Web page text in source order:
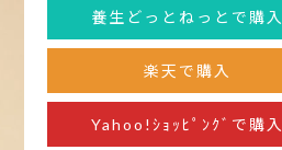
養生どっとねっとで購入
楽天で購入
Yahoo!ｼｮｯﾋﾟﾝｸﾞで購入